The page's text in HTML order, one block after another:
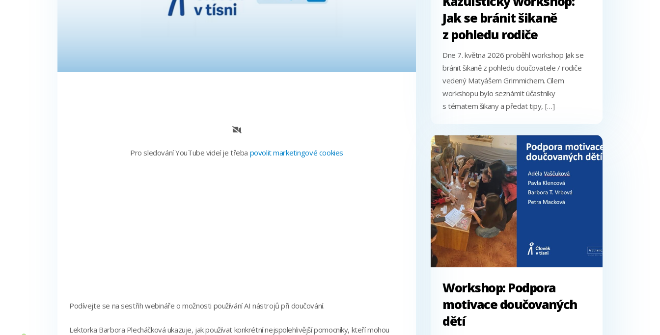
Pro sledování YouTube videí je třeba povolit marketingové cookies
Podívejte se na sestřih webináře o možnosti používání AI nástrojů při doučování.
Lektorka Barbora Plecháčková ukazuje, jak používat konkrétní nejspolehlivější pomocníky, kteří mohou
Jak se bránit šikaně
z pohledu rodiče
Dne 7. května 2026 proběhl workshop Jak se
bránit šikaně z pohledu doučovatele / rodiče
vedený Matyášem Grimmichem. Cílem
workshopu bylo seznámit účastníky
s tématem šikany a předat tipy, […]
Workshop: Podpora
motivace doučovaných
dětí